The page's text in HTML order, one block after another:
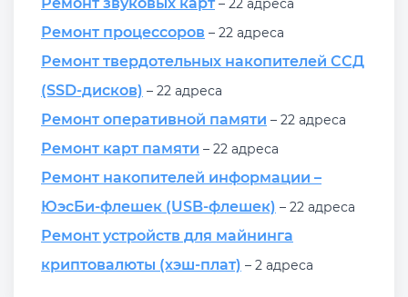
Ремонт процессоров – 22 адреса
Ремонт твердотельных накопителей ССД
(SSD-дисков) – 22 адреса
Ремонт оперативной памяти – 22 адреса
Ремонт карт памяти – 22 адреса
Ремонт накопителей информации –
ЮэсБи-флешек (USB-флешек) – 22 адреса
Ремонт устройств для майнинга
криптовалюты (хэш-плат) – 2 адреса